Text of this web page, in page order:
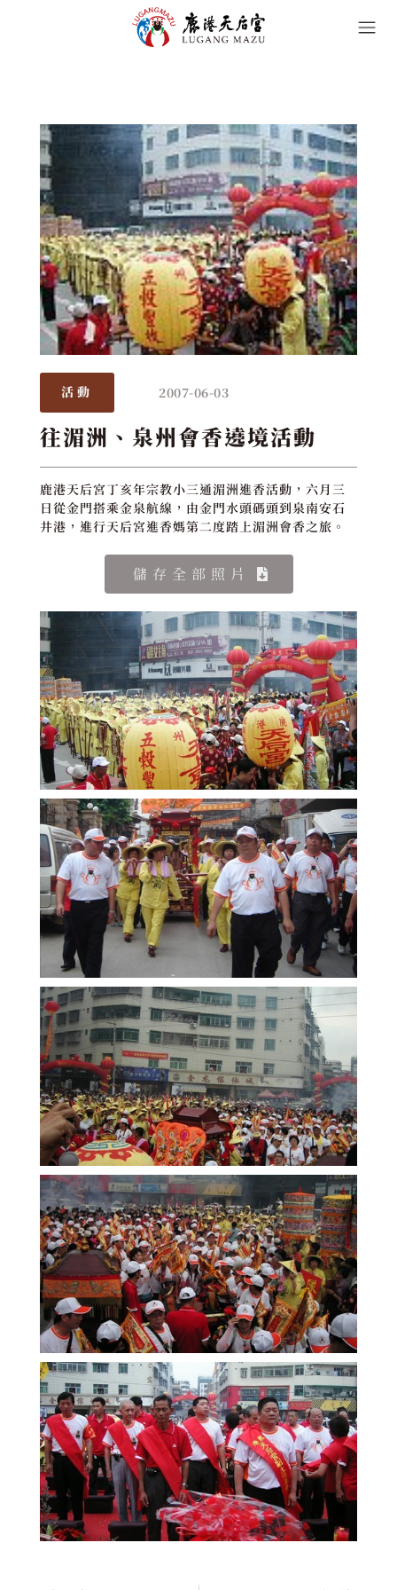
活動 2007-06-03
往湄洲、泉州會香遶境活動
鹿港天后宮丁亥年宗教小三通湄洲進香活動，六月三
日從金門搭乘金泉航線，由金門水頭碼頭到泉南安石
井港，進行天后宮進香媽第二度踏上湄洲會香之旅。
儲存全部照片